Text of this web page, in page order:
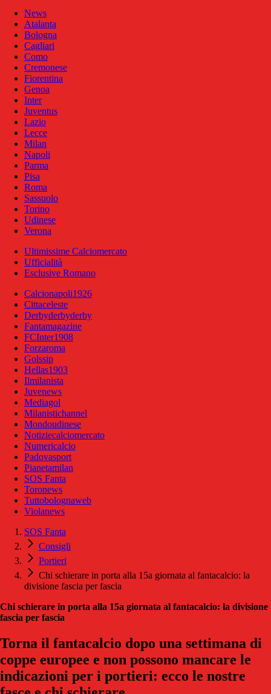
News
Atalanta
Bologna
Cagliari
Como
Cremonese
Fiorentina
Genoa
Inter
Juventus
Lazio
Lecce
Milan
Napoli
Parma
Pisa
Roma
Sassuolo
Torino
Udinese
Verona
Ultimissime Calciomercato
Ufficialità
Esclusive Romano
Calcionapoli1926
Cittaceleste
Derbyderbyderby
Fantamagazine
FCInter1908
Forzaroma
Golssip
Hellas1903
Ilmilanista
Juvenews
Mediagol
Milanistichannel
Mondoudinese
Notiziecalciomercato
Numericalcio
Padovasport
Pianetamilan
SOS Fanta
Toronews
Tuttobolognaweb
Violanews
SOS Fanta
Consigli
Portieri
Chi schierare in porta alla 15a giornata al fantacalcio: la
divisione fascia per fascia
Chi schierare in porta alla 15a giornata al fantacalcio: la divisione
fascia per fascia
Torna il fantacalcio dopo una settimana di
coppe europee e non possono mancare le
indicazioni per i portieri: ecco le nostre